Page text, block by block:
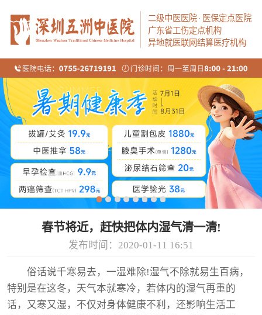
二级中医医院 · 医保定点医院
广东省工伤定点机构
异地就医联网结算医疗机构
春节将近，赶快把体内湿气清一清!
发布时间：2020-01-11 16:51
俗话说千寒易去，一湿难除!湿气不除就易生百病，
特别是在这冬，天气本就寒冷，若体内的湿气再重的
话，又寒又湿，不仅对身体健康不利，还影响生活工